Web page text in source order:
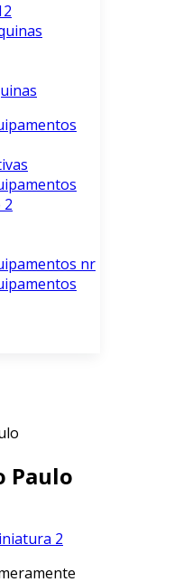
nr
Paulo